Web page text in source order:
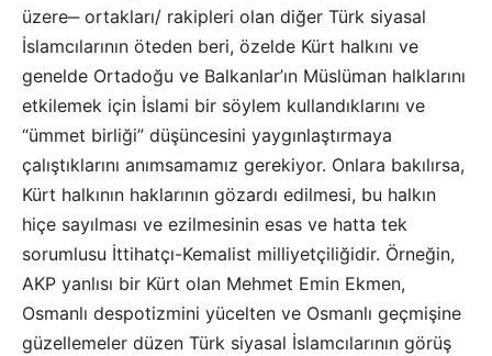
üzere‒ ortakları/ rakipleri olan diğer Türk siyasal
İslamcılarının öteden beri, özelde Kürt halkını ve
genelde Ortadoğu ve Balkanlar’ın Müslüman halklarını
etkilemek için İslami bir söylem kullandıklarını ve
“ümmet birliği” düşüncesini yaygınlaştırmaya
çalıştıklarını anımsamamız gerekiyor. Onlara bakılırsa,
Kürt halkının haklarının gözardı edilmesi, bu halkın
hiçe sayılması ve ezilmesinin esas ve hatta tek
sorumlusu İttihatçı-Kemalist milliyetçiliğidir. Örneğin,
AKP yanlısı bir Kürt olan Mehmet Emin Ekmen,
Osmanlı despotizmini yücelten ve Osmanlı geçmişine
güzellemeler düzen Türk siyasal İslamcılarının görüş